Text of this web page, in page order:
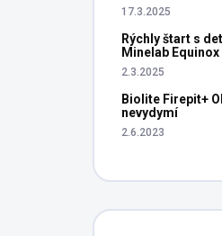
17.3.2025
Rýchly štart s
Minelab
2.3.2025
Biolite Firepit+
nevydymí
2.6.2023